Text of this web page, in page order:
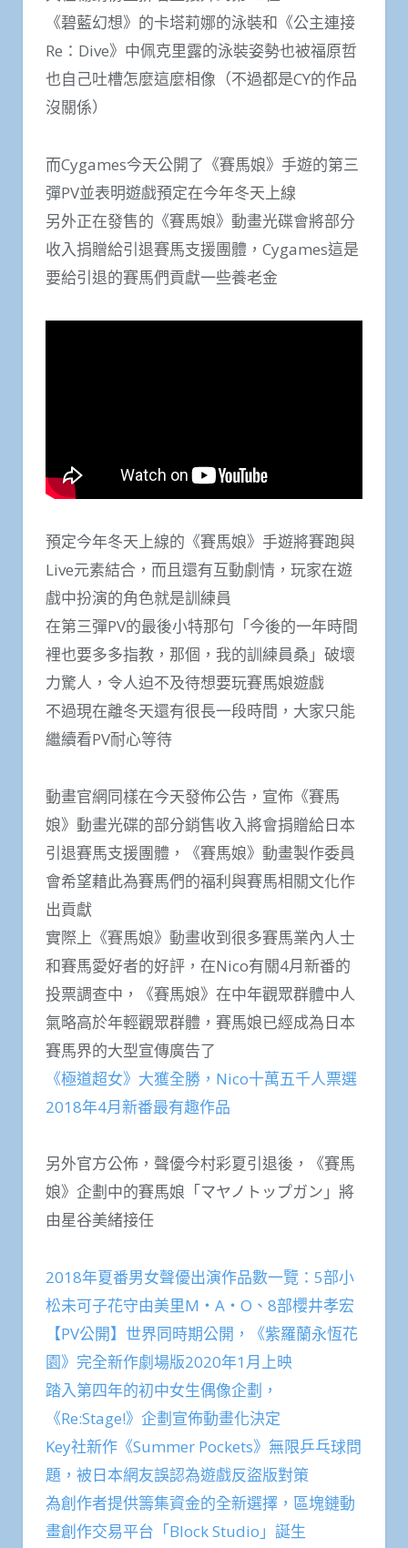
《碧藍幻想》的卡塔莉娜的泳裝和《公主連接
Re：Dive》中佩克里露的泳裝姿勢也被福原哲
也自己吐槽怎麼這麼相像（不過都是CY的作品
沒關係）
而Cygames今天公開了《賽馬娘》手遊的第三
彈PV並表明遊戲預定在今年冬天上線
另外正在發售的《賽馬娘》動畫光碟會將部分
收入捐贈給引退賽馬支援團體，Cygames這是
要給引退的賽馬們貢獻一些養老金
預定今年冬天上線的《賽馬娘》手遊將賽跑與
Live元素結合，而且還有互動劇情，玩家在遊
戲中扮演的角色就是訓練員
在第三彈PV的最後小特那句「今後的一年時間
裡也要多多指教，那個，我的訓練員桑」破壞
力驚人，令人迫不及待想要玩賽馬娘遊戲
不過現在離冬天還有很長一段時間，大家只能
繼續看PV耐心等待
動畫官網同樣在今天發佈公告，宣佈《賽馬
娘》動畫光碟的部分銷售收入將會捐贈給日本
引退賽馬支援團體，《賽馬娘》動畫製作委員
會希望藉此為賽馬們的福利與賽馬相關文化作
出貢獻
實際上《賽馬娘》動畫收到很多賽馬業內人士
和賽馬愛好者的好評，在Nico有關4月新番的
投票調查中，《賽馬娘》在中年觀眾群體中人
氣略高於年輕觀眾群體，賽馬娘已經成為日本
賽馬界的大型宣傳廣告了
《極道超女》大獲全勝，Nico十萬五千人票選
2018年4月新番最有趣作品
另外官方公佈，聲優今村彩夏引退後，《賽馬
娘》企劃中的賽馬娘「マヤノトップガン」將
由星谷美緒接任
2018年夏番男女聲優出演作品數一覽：5部小
松未可子花守由美里M・A・O、8部櫻井孝宏
【PV公開】世界同時期公開，《紫羅蘭永恆花
園》完全新作劇場版2020年1月上映
踏入第四年的初中女生偶像企劃，
《Re:Stage!》企劃宣佈動畫化決定
Key社新作《Summer Pockets》無限乒乓球問
題，被日本網友誤認為遊戲反盜版對策
為創作者提供籌集資金的全新選擇，區塊鏈動
畫創作交易平台「Block Studio」誕生